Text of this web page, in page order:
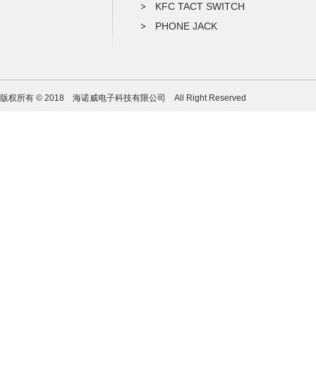
KFC TACT SWITCH
PHONE JACK
版权所有 © 2018 海诺威电子科技有限公司 All Right Reserved